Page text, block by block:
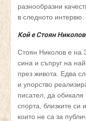
разнообразни
в следното интервю.
Кой е Стоян
Стоян Николов е на
сина и съпруг на
през живота. Едва
и упорство
писател, да
спорта, близките
които не са за